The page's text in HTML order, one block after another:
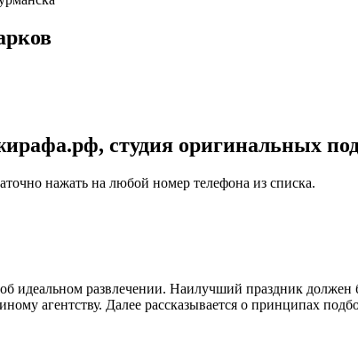
студия оригинальных
нажать на любой номер телефона из списка.
идеальном развлечении. Наилучший праздник должен
агентству. Далее рассказывается о принципах